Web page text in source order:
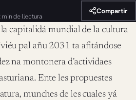
min de llectura
Compartir
capitalidá mundial de la cultura
pal añu 2031 ta afitándose
na montonera d’actividaes
Ente les propuestes
munches de les cuales yá